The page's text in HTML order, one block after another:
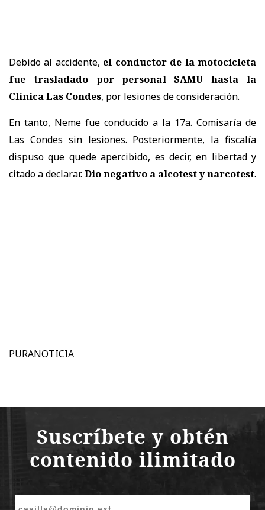
Debido al accidente, el conductor de la motocicleta
fue trasladado por personal SAMU hasta la
Clínica Las Condes, por lesiones de consideración.
En tanto, Neme fue conducido a la 17a. Comisaría de
Las Condes sin lesiones. Posteriormente, la fiscalía
dispuso que quede apercibido, es decir, en libertad y
citado a declarar.Dio negativo a alcotest y narcotest.
PURANOTICIA